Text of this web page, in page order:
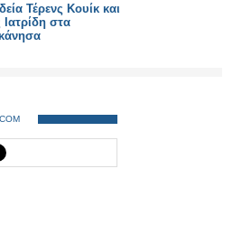
Τέρενς Κουίκ και
Ιατρίδη στα